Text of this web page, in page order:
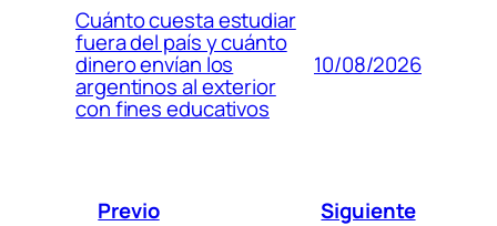
Cuánto cuesta estudiar
fuera del país y cuánto
dinero envían los
argentinos al exterior
con fines educativos
10/08/2026
Previo Siguiente